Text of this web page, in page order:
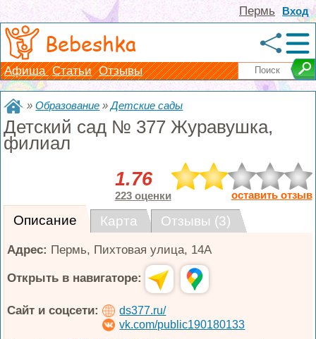
Вход
Пермь
Bebeshka
Афиша Статьи Отзывы
»Образование »Детские сады
Детский сад № 377 Журавушка,
филиал
1.76
223 оценки оставить отзыв
Описание Карта Отзывы (3)
Адрес: Пермь, Пихтовая улица, 14А
Открыть в навигаторе:
Сайт и соцсети:
ds377.ru/
vk.com/public190180133